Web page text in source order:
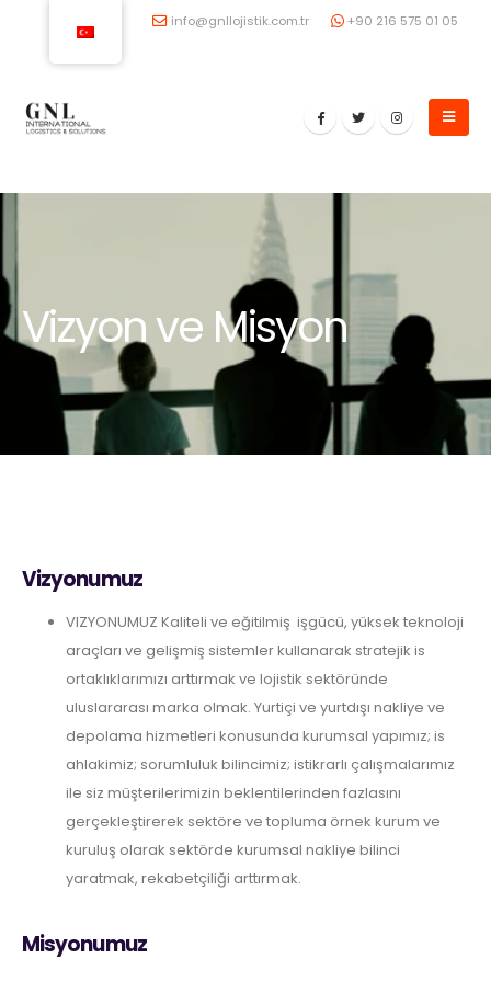
info@gnllojistik.com.tr +90 216 575 01 05
Vizyon ve Misyon
Vizyonumuz
VIZYONUMUZ Kaliteli ve eğitilmiş işgücü, yüksek teknoloji
araçları ve gelişmiş sistemler kullanarak stratejik is
ortaklıklarımızı arttırmak ve lojistik sektöründe
uluslararası marka olmak. Yurtiçi ve yurtdışı nakliye ve
depolama hizmetleri konusunda kurumsal yapımız; is
ahlakimiz; sorumluluk bilincimiz; istikrarlı çalışmalarımız
ile siz müşterilerimizin beklentilerinden fazlasını
gerçekleştirerek sektöre ve topluma örnek kurum ve
kuruluş olarak sektörde kurumsal nakliye bilinci
yaratmak, rekabetçiliği arttırmak.
Misyonumuz